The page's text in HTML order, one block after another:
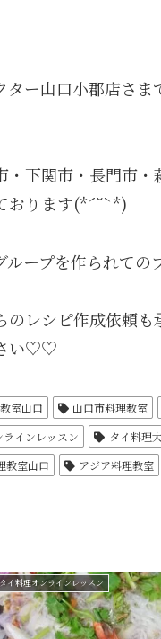
ー山口小郡店さ
下関市・長門市
おります(*ˊ˘ˋ*)
ループを作られて
レシピ作成依頼も
い♡♡
室山口 山口市料理教室
ラインレッスン タイ料理
教室山口 アジア料理教室
タイ料理オンラインレッスン